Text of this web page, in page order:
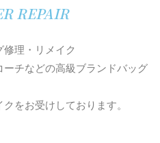
REPAIR
理・リメイク
チなどの高級ブランドバッグ
をお受けしております。